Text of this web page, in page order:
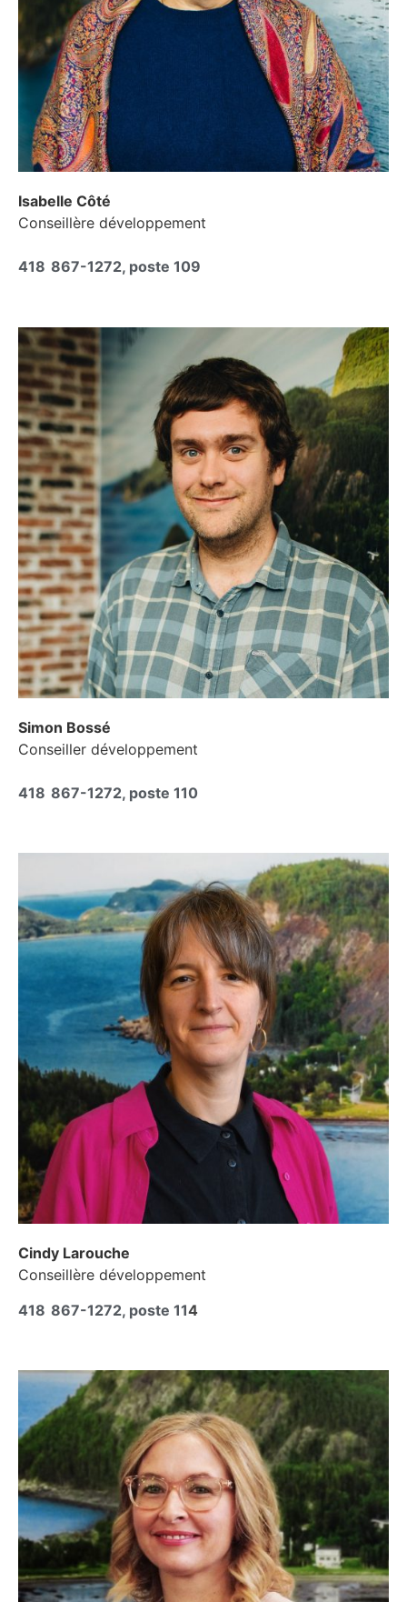
Isabelle Côté
Conseillère développement
418 867-1272, poste 109
Simon Bossé
Conseiller développement
418 867-1272, poste 110
Cindy Larouche
Conseillère développement
418 867-1272, poste 114